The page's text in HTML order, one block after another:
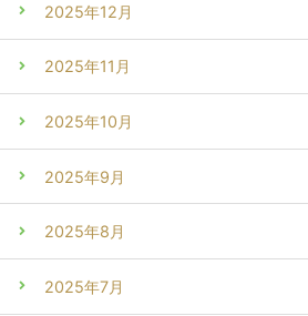
2025年12月
2025年11月
2025年10月
2025年9月
2025年8月
2025年7月